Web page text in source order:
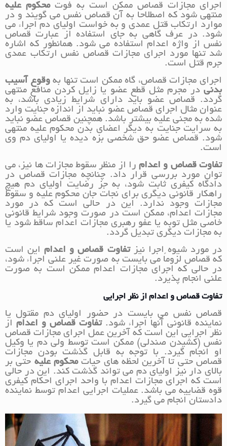
اجرای مجازات قصاص ممکن است به فوتمحکوم علیه
منتهی شود که اصطلاحاً به آن قصاص نفس می گویند و در
موارد ارتکاب قتل عمدی و به خواست اولیای دم اجراء می
شود. در عرف گاهی به جای استفاده از عبارت قصاص
نفس از واژه اعدام استفاده می شود. همانطور که اشاره
شد تنها مورد اجرای مجازات قصاص نفس ارتکاب عمدی
جرم قتل است.
اجرای مجازات قصاص، گاه ممکن است تنها بهوقوع آسیب
بدنی در مجرم مثل قطع عضو یا زایل کردن منافع منتهی
گردد. قصاص عضو باید دارای شرایط زیادی باشد، به
عنوان مثال اجرای قصاص عضو نباید از اندازه جنایت وارد
شده به مجنی علیه بیشتر باشد. همچنین قصاص عضو نباید
به سرایت جنایت به دیگر اعضای بدن محکوم علیه منتهی
شود. قصاص عضو حق شخصی بزه دیده یا اولیای دم وی
است.
تفاوت قصاص و اعدامرا از منظر سقوط مجازات ها نیز، می
توان مورد بررسی قرار داد. چنانچه مجازات قصاص در
دادگاه کیفری ثابت شود، به جز رضایت اولیای دم هیچ
راهکار قانونی دیگری برای نجات جان محکوم علیه و سقوط
مجازات وجود ندارد. این در حالی است که در مورد
مجازات اعدام، ممکن است در صورت وجود شرایط قانونی
خاصی مثل توبه یا عفو رهبری مجازات اعدام ساقط شود یا
به مجازات دیگری تبدیل گردد.
در مورد شیوه اجرا نیزتفاوت قصاص و اعداماین است
که قصاص لزوماً می بایست به صورت غیر علنی اجراء شود،
در حالی که اجرای مجازات اعدام ممکن است به صورت
علنی انجام پذیرد.
تفاوت قصاص و اعدام از نظر اجرایی
قصاص نفس می بایست در حضور اولیای دم مقتول یا
نماینده قانونی آنها اجراء شود.تفاوت قصاص و اعدام از
نظر اجرایی این است که آخرین عمل اجرای مجازات قصاص
نفس (کشیدن صندلی) ممکن است توسط ولی دم یا وکیل
او انجام گیرد. با توجه به قابل گذشت بودن مجازات
قصاص حتی تا آخرین لحظه های حیاتمحکوم علیه حتی بر
بالای دار نیز اولیای دم می تواند گذشت کند. این در حالی
است که اجرای مجازات اعدام با واحد اجرای احکام کیفری
قوه قضاییه می باشد. عملیات اجرایی اعدام توسط نماینده
دادستان انجام می گیرد.